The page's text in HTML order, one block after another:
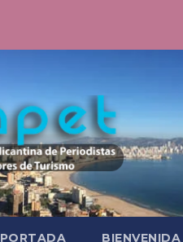
PORTADA BIENVENIDA